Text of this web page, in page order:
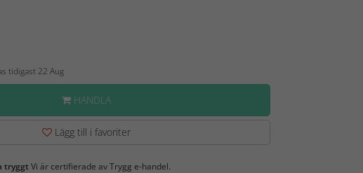
tidigast 22 Aug
HANDLA
Lägg till i favoriter
tryggtVi är certifierade av Trygg e-handel.